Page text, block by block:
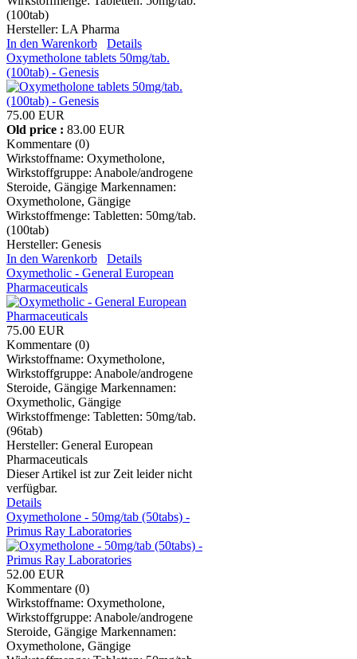
(100tab)
Hersteller: LA Pharma
In den Warenkorb
Details
Oxymetholone tablets 50mg/tab.
(100tab) - Genesis
75.00 EUR
Old price : 83.00 EUR
Kommentare (0)
Wirkstoffname: Oxymetholone,
Wirkstoffgruppe: Anabole/androgene
Steroide, Gängige Markennamen:
Oxymetholone, Gängige
Wirkstoffmenge: Tabletten: 50mg/tab.
(100tab)
Hersteller: Genesis
In den Warenkorb
Details
Oxymetholic - General European
Pharmaceuticals
75.00 EUR
Kommentare (0)
Wirkstoffname: Oxymetholone,
Wirkstoffgruppe: Anabole/androgene
Steroide, Gängige Markennamen:
Oxymetholic, Gängige
Wirkstoffmenge: Tabletten: 50mg/tab.
(96tab)
Hersteller: General European
Pharmaceuticals
Dieser Artikel ist zur Zeit leider nicht
verfügbar.
Details
Oxymetholone - 50mg/tab (50tabs) -
Primus Ray Laboratories
52.00 EUR
Kommentare (0)
Wirkstoffname: Oxymetholone,
Wirkstoffgruppe: Anabole/androgene
Steroide, Gängige Markennamen:
Oxymetholone, Gängige